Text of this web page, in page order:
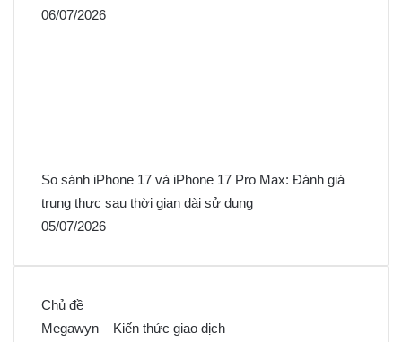
06/07/2026
So sánh iPhone 17 và iPhone 17 Pro Max: Đánh giá
trung thực sau thời gian dài sử dụng
05/07/2026
Chủ đề
Megawyn – Kiến thức giao dịch